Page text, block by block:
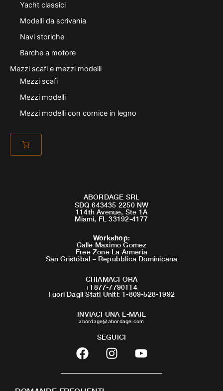
Yacht classici
Modelli da scrivania
Navi storiche
Barche a motore
Mezzi scafi e mezzi modelli
Mezzi scafi
Mezzi modelli
Mezzi modelli con cornice in legno
ABORDAGE SRL
SDQ 643435 2250 NW
114th Avenue, Ste 1A
Miami, FL 33192-4177
Workshop:
Calle Maximo Gomez
Free Zone La Armeria
San Cristóbal – Repubblica Dominicana
CHIAMACI ORA
+1877-7790114
Fuori Dagli Stati Uniti: 1-809-528-1992
INVIACI UNA E-MAIL
abordage@abordage.com
SEGUICI
F
a
c
I
n
s
Y
o
u